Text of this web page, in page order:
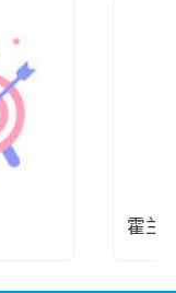
霍兰